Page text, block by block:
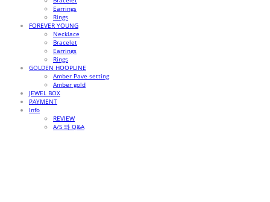
Earrings
Rings
FOREVER YOUNG
Necklace
Bracelet
Earrings
Rings
GOLDEN HOOPLINE
Amber Pave setting
Amber gold
JEWEL BOX
PAYMENT
Info
REVIEW
A/S 와 Q&A